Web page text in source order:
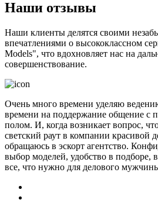
Наши отзывы
Наши клиенты делятся своими
впечатлениями о высококлассном
Models", что вдохновляет нас на
совершенствование.
Очень много времени уделяю
времени на поддержание общение с
полом. И, когда возникает вопрос,
светский раут в компании красивой
обращаюсь в эскорт агентство.
выбор моделей, удобство в подборе,
все, что нужно для делового